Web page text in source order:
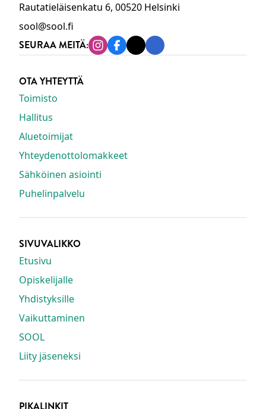
Rautatieläisenkatu 6, 00520 Helsinki
sool@sool.fi
SEURAA MEITÄ: Instagram
Facebook
TiktokLinkedin
OTA YHTEYTTÄ
Toimisto
Hallitus
Aluetoimijat
Yhteydenottolomakkeet
Sähköinen asiointi
Puhelinpalvelu
SIVUVALIKKO
Etusivu
Opiskelijalle
Yhdistyksille
Vaikuttaminen
SOOL
Liity jäseneksi